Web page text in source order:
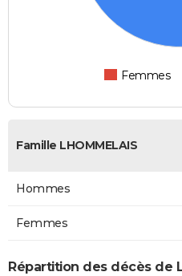
Femmes
Famille LHOMMELAIS
Hommes
Femmes
Répartition des décès de